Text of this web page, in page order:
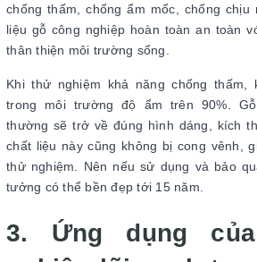
chống thấm, chống ẩm mốc, chống chịu
liệu gỗ công nghiệp hoàn toàn an toàn
thân thiện môi trường sống.
Khi thử nghiệm khả năng chống thấm,
trong môi trường độ ẩm trên 90%.
thường sẽ trở về đúng hình dáng, kích
chất liệu này cũng không bị cong vênh,
thử nghiệm. Nên nếu sử dụng và bảo
tưởng có thể bền đẹp tới 15 năm.
3. Ứng dụng